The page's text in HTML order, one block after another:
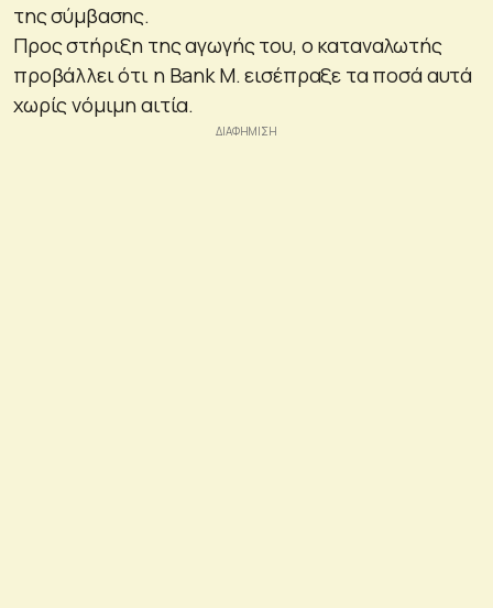
της σύμβασης.
Προς στήριξη της αγωγής του, ο καταναλωτής
προβάλλει ότι η Bank M. εισέπραξε τα ποσά αυτά
χωρίς νόμιμη αιτία.